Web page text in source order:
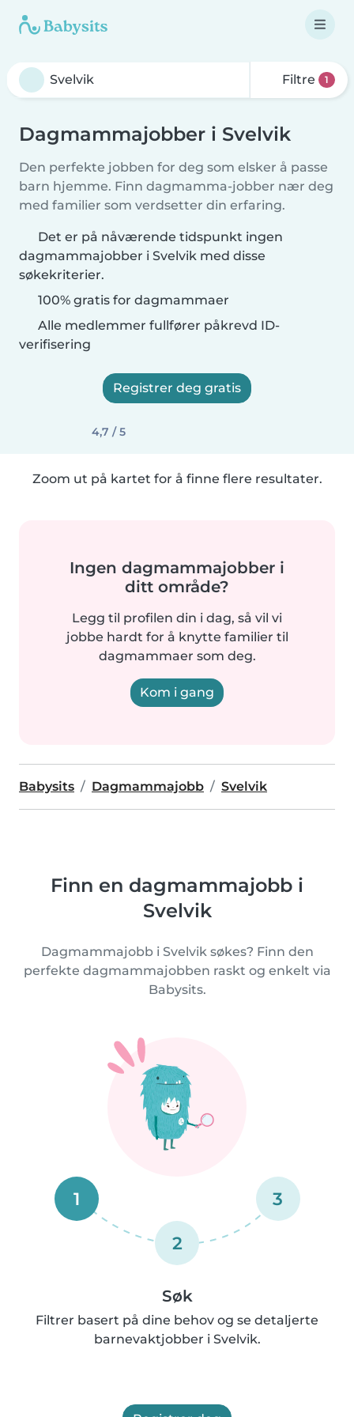
Filtre 1
Dagmammajobber i Svelvik
Den perfekte jobben for deg som elsker å passe
barn hjemme. Finn dagmamma-jobber nær deg
med familier som verdsetter din erfaring.
Det er på nåværende tidspunkt ingen
dagmammajobber i Svelvik med disse
søkekriterier.
100% gratis for dagmammaer
Alle medlemmer fullfører påkrevd ID-
verifisering
Registrer deg gratis
4,7 / 5
Zoom ut på kartet for å finne flere resultater.
Ingen dagmammajobber i
ditt område?
Legg til profilen din i dag, så vil vi
jobbe hardt for å knytte familier til
dagmammaer som deg.
Kom i gang
Babysits Dagmammajobb Svelvik
Finn en dagmammajobb i
Svelvik
Dagmammajobb i Svelvik søkes? Finn den
perfekte dagmammajobben raskt og enkelt via
Babysits.
1
2
3
Søk
Filtrer basert på dine behov og se detaljerte
barnevaktjobber i Svelvik.